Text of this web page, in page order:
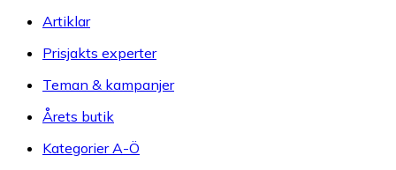
Artiklar
Prisjakts experter
Teman & kampanjer
Årets butik
Kategorier A-Ö